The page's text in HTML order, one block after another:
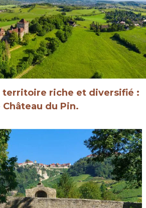
territoire riche et diversifié :
Château du Pin.